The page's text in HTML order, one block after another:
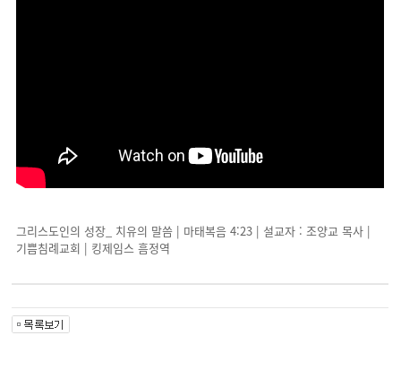
그리스도인의 성장_ 치유의 말씀 | 마태복음 4:23 | 설교자 : 조양교 목사 |
기쁨침례교회 | 킹제임스 흠정역